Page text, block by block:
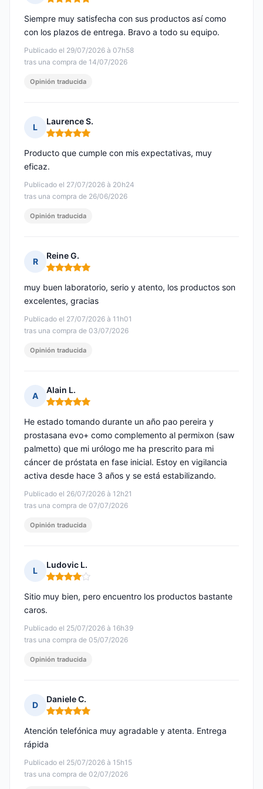
Nota: 5 de 5
Publicado el 29/07/2026 à 07h58
tras una compra de 14/07/2026
Siempre muy satisfecha con sus productos así como
con los plazos de entrega. Bravo a todo su equipo.
Opinión traducida
L
Laurence S.
Nota: 5 de 5
Publicado el 27/07/2026 à 20h24
tras una compra de 26/06/2026
Producto que cumple con mis expectativas, muy
eficaz.
Opinión traducida
R
Reine G.
Nota: 5 de 5
Publicado el 27/07/2026 à 11h01
tras una compra de 03/07/2026
muy buen laboratorio, serio y atento, los productos son
excelentes, gracias
Opinión traducida
A
Alain L.
Nota: 5 de 5
Publicado el 26/07/2026 à 12h21
tras una compra de 07/07/2026
He estado tomando durante un año pao pereira y
prostasana evo+ como complemento al permixon (saw
palmetto) que mi urólogo me ha prescrito para mi
cáncer de próstata en fase inicial. Estoy en vigilancia
activa desde hace 3 años y se está estabilizando.
Opinión traducida
L
Ludovic L.
Nota: 4 de 5
Publicado el 25/07/2026 à 16h39
tras una compra de 05/07/2026
Sitio muy bien, pero encuentro los productos bastante
caros.
Opinión traducida
D
Daniele C.
Nota: 5 de 5
Publicado el 25/07/2026 à 15h15
tras una compra de 02/07/2026
Atención telefónica muy agradable y atenta. Entrega
rápida